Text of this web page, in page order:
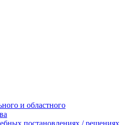
и областного
постановлениях / решениях